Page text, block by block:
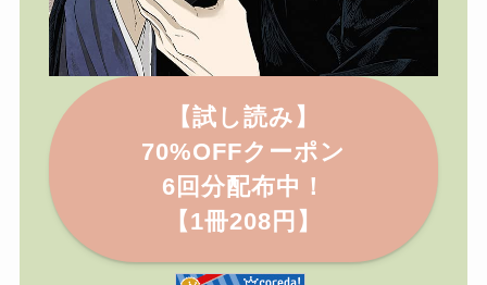
【試し読み】
70%OFFクーポン
6回分配布中！
【1冊208円】